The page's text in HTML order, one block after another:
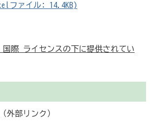
ファイル: 14.4KB)
際 ライセンスの下に提供されてい
（外部リンク）